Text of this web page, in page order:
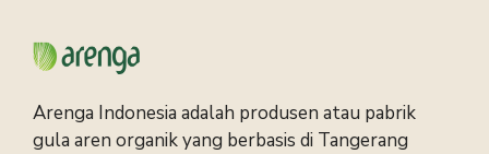
Arenga Indonesia adalah produsen atau pabrik
gula aren organik yang berbasis di Tangerang